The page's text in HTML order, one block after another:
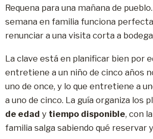
Requena para una mañana de
semana en familia funciona
renunciar a una visita corta a
La clave está en planificar bien por
entretiene a un niño de cinco años
uno de once, y lo que entretiene a
a uno de cinco. La guía organiza los
de edad y tiempo disponible, con
familia salga sabiendo qué reservar